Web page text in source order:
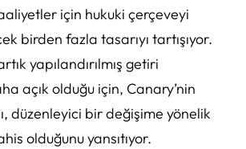
için hukuki çerçeveyi
birden fazla tasarıyı tartışıyor.
yapılandırılmış getiri
açık olduğu için, Canary’nin
düzenleyici bir değişime yönelik
olduğunu yansıtıyor.